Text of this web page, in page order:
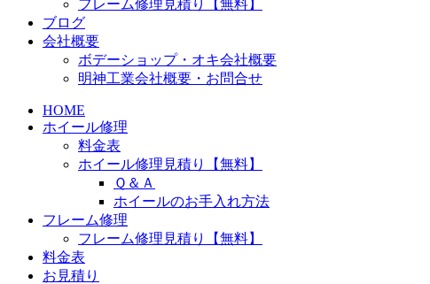
フレーム修理見積り【無料】
ブログ
会社概要
ボデーショップ・オキ会社概要
明神工業会社概要・お問合せ
HOME
ホイール修理
料金表
ホイール修理見積り【無料】
Ｑ＆Ａ
ホイールのお手入れ方法
フレーム修理
フレーム修理見積り【無料】
料金表
お見積り